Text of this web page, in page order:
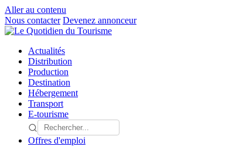
Aller au contenu
Nous contacter Devenez annonceur
Actualités
Distribution
Production
Destination
Hébergement
Transport
E-tourisme
Offres d'emploi